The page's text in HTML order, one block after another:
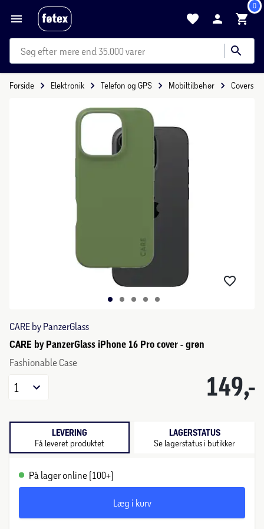
0
mere end 35.000 varer
Forside Elektronik Telefon og GPS Mobiltilbehør Covers
CARE by PanzerGlass
CARE by PanzerGlass iPhone 16 Pro cover - grøn
Fashionable Case
149,-
1
LEVERING
Få leveret produktet
LAGERSTATUS
Se lagerstatus i butikker
På lager online (100+)
Læg i kurv